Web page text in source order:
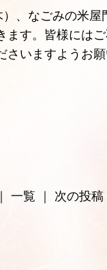
、なごみの米屋
ます。皆様には
さいますようお願
一覧 次の投稿